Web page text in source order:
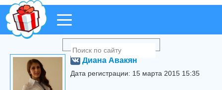
Диана Авакян
Дата регистрации: 15 марта 2015 15:35